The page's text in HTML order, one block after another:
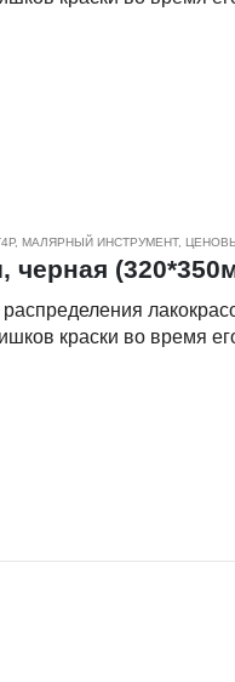
, МАЛЯРНЫЙ ИНСТРУМЕНТ,
черная
краски во время